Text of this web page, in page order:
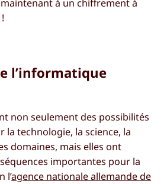
à un chiffrement à
l’informatique
non seulement des possibilités
la technologie, la science, la
domaines, mais elles ont
importantes pour la
l’agence nationale allemande de